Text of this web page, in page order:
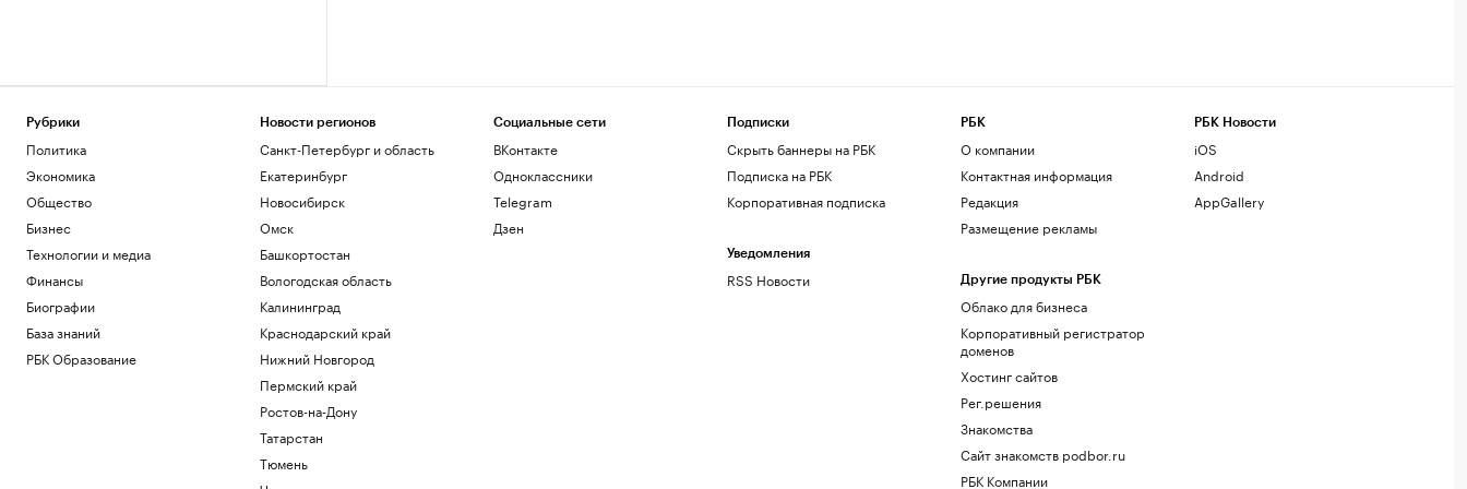
Рубрики
Политика
Экономика
Общество
Бизнес
Технологии и медиа
Финансы
Биографии
База знаний
РБК Образование
Новости регионов
Санкт-Петербург и область
Екатеринбург
Новосибирск
Омск
Башкортостан
Вологодская область
Калининград
Краснодарский край
Нижний Новгород
Пермский край
Ростов-на-Дону
Татарстан
Тюмень
Социальные сети
ВКонтакте
Одноклассники
Telegram
Дзен
Подписки
Скрыть баннеры на РБК
Подписка на РБК
Корпоративная подписка
Уведомления
RSS Новости
РБК
О компании
Контактная информация
Редакция
Размещение рекламы
Другие продукты РБК
Облако для бизнеса
Корпоративный регистратор
доменов
Хостинг сайтов
Рег.решения
Знакомства
Сайт знакомств podbor.ru
РБК Компании
РБК Новости
iOS
Android
AppGallery